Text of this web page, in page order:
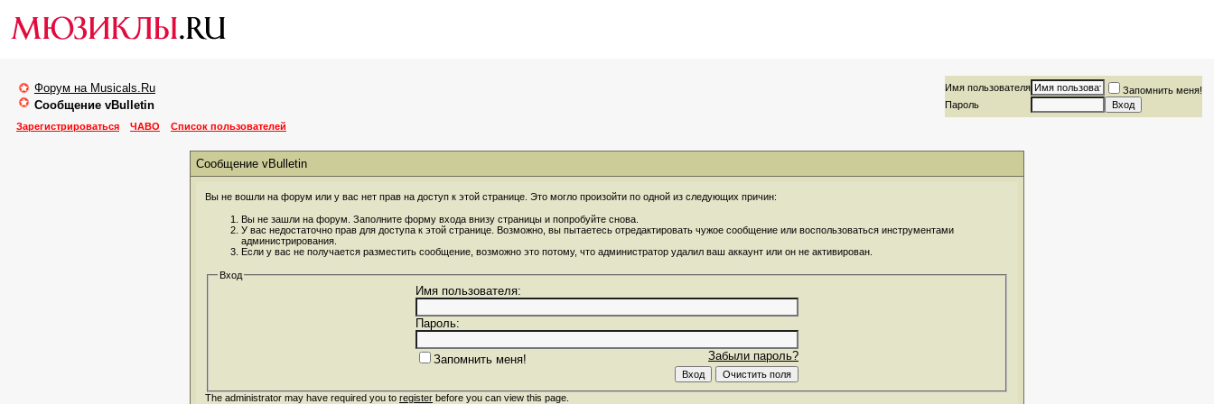
Форум на Musicals.Ru
Сообщение vBulletin
Имя пользователя
Запомнить меня!
Пароль
Зарегистрироваться
ЧАВО Список пользователей
Сообщение vBulletin
Вы не вошли на форум или у вас нет прав на доступ к этой странице. Это могло произойти по одной из следующих причин:
Вы не зашли на форум. Заполните форму входа внизу страницы и попробуйте снова.
У вас недостаточно прав для доступа к этой странице. Возможно, вы пытаетесь отредактировать чужое сообщение или воспользоваться инструментами
администрирования.
Если у вас не получается разместить сообщение, возможно это потому, что администратор удалил ваш аккаунт или он не активирован.
Вход
Имя пользователя:
Пароль:
Забыли пароль?
Запомнить меня!
The administrator may have required you to register before you can view this page.